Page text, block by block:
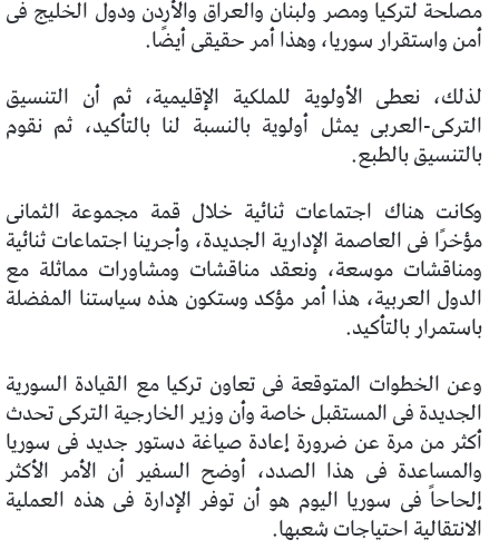
مصلحة لتركيا ومصر ولبنان والعراق والأردن ودول الخليج فى
أمن واستقرار سوريا، وهذا أمر حقيقى أيضًا.
لذلك، نعطى الأولوية للملكية الإقليمية، ثم أن التنسيق
التركى-العربى يمثل أولوية بالنسبة لنا بالتأكيد، ثم نقوم
بالتنسيق بالطبع.
وكانت هناك اجتماعات ثنائية خلال قمة مجموعة الثمانى
مؤخرًا فى العاصمة الإدارية الجديدة، وأجرينا اجتماعات ثنائية
ومناقشات موسعة، ونعقد مناقشات ومشاورات مماثلة مع
الدول العربية، هذا أمر مؤكد وستكون هذه سياستنا المفضلة
باستمرار بالتأكيد.
وعن الخطوات المتوقعة فى تعاون تركيا مع القيادة السورية
الجديدة فى المستقبل خاصة وأن وزير الخارجية التركى تحدث
أكثر من مرة عن ضرورة إعادة صياغة دستور جديد فى سوريا
والمساعدة فى هذا الصدد، أوضح السفير أن الأمر الأكثر
إلحاحاً فى سوريا اليوم هو أن توفر الإدارة فى هذه العملية
الانتقالية احتياجات شعبها.